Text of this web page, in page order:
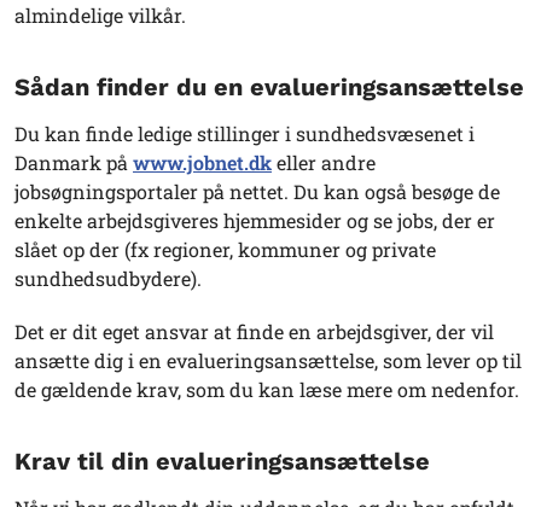
almindelige vilkår.
Sådan finder du en evalueringsansættelse
Du kan finde ledige stillinger i sundhedsvæsenet i
Danmark på www.jobnet.dkeller andre
jobsøgningsportaler på nettet. Du kan også besøge de
enkelte arbejdsgiveres hjemmesider og se jobs, der er
slået op der (fx regioner, kommuner og private
sundhedsudbydere).
Det er dit eget ansvar at finde en arbejdsgiver, der vil
ansætte dig i en evalueringsansættelse, som lever op til
de gældende krav, som du kan læse mere om nedenfor.
Krav til din evalueringsansættelse